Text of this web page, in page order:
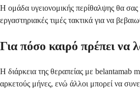
Η ομάδα υγειονομικής περίθαλψης θα σας
εργαστηριακές τιμές τακτικά για να
Για πόσο καιρό πρέπει
Η διάρκεια της θεραπείας με belantamab
αρκετούς μήνες, ενώ άλλοι μπορεί να